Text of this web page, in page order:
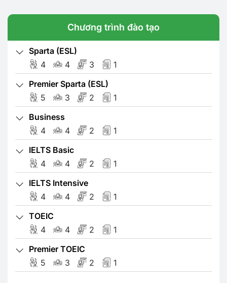
Chương trình đào tạo
Sparta (ESL)
4
4 3
1
Premier Sparta (ESL)
5
3 2
1
Business
4
4 2
1
IELTS Basic
4
4 2
1
IELTS Intensive
4
4 2
1
TOEIC
4
4 2
1
Premier TOEIC
5
3 2 1